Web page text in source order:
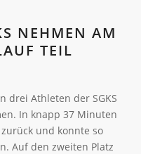
NEHMEN AM
TEIL
drei Athleten der SGKS
In knapp 37 Minuten
und konnte so
Auf den zweiten Platz